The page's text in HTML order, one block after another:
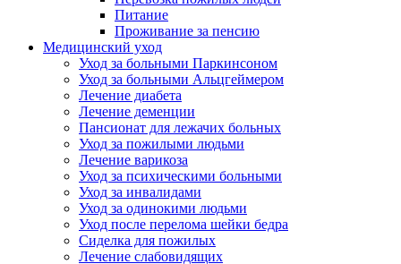
Питание
Проживание за пенсию
Медицинский уход
Уход за больными Паркинсоном
Уход за больными Альцгеймером
Лечение диабета
Лечение деменции
Пансионат для лежачих больных
Уход за пожилыми людьми
Лечение варикоза
Уход за психическими больными
Уход за инвалидами
Уход за одинокими людьми
Уход после перелома шейки бедра
Сиделка для пожилых
Лечение слабовидящих